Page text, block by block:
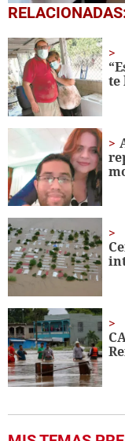
0
seconds
1
minute,
56
seconds
te